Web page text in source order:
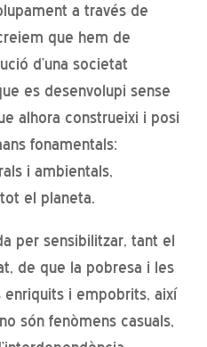
a través de
que hem de
d’una societat
es desenvolupi sense
alhora construeixi i posi
fonamentals:
i ambientals,
el planeta.
per sensibilitzar, tant el
de que la pobresa i les
i empobrits, així
són fenòmens casuals,